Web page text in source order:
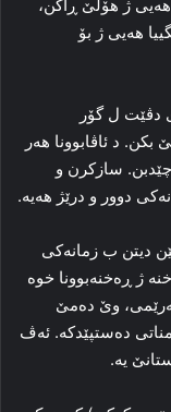
ژ هۆلێ ڕاکن،
هه‌یی ژ بۆ
دڤێت ل گۆر
د ئاڤابوونا هه‌ر
سازکرن و
دوور و درێژ هه‌یه‌.
دیتن ب زمانه‌کی
ژ ڕه‌خنه‌بوونا خوه‌
وێ ده‌مێ
ده‌ستپێدکه‌. ئه‌ڤ
یه‌.